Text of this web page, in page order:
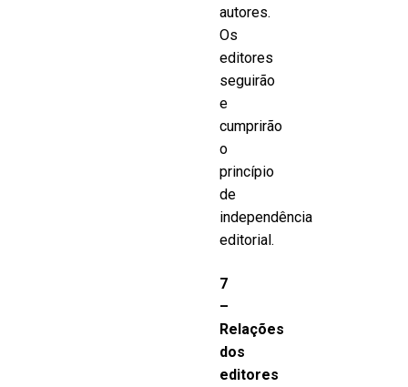
autores.
Os
editores
seguirão
e
cumprirão
o
princípio
de
independência
editorial.
7
–
Relações
dos
editores